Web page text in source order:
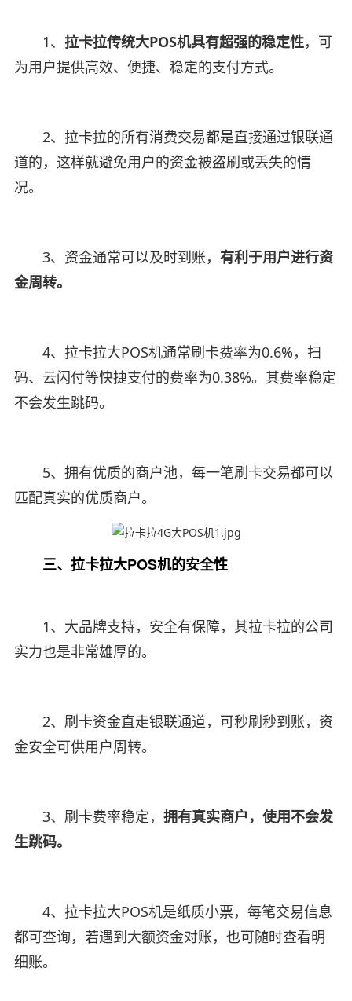
1、 拉卡拉传统大POS机具有超强的稳定性，可
为用户提供高效、便捷、稳定的支付方式。
2、拉卡拉的所有消费交易都是直接通过银联通
道的，这样就避免用户的资金被盗刷或丢失的情
况。
3、资金通常可以及时到账， 有利于用户进行资
金周转。
4、拉卡拉大POS机通常刷卡费率为0.6%，扫
码、云闪付等快捷支付的费率为0.38%。其费率稳定
不会发生跳码。
5、拥有优质的商户池，每一笔刷卡交易都可以
匹配真实的优质商户。
三、拉卡拉大POS机的安全性
1、大品牌支持，安全有保障，其拉卡拉的公司
实力也是非常雄厚的。
2、刷卡资金直走银联通道，可秒刷秒到账，资
金安全可供用户周转。
3、刷卡费率稳定， 拥有真实商户，使用不会发
生跳码。
4、拉卡拉大POS机是纸质小票，每笔交易信息
都可查询，若遇到大额资金对账，也可随时查看明
细账。